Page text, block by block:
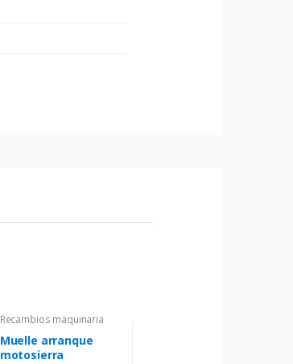
Recambios maquinaria
Muelle arranque
motosierra